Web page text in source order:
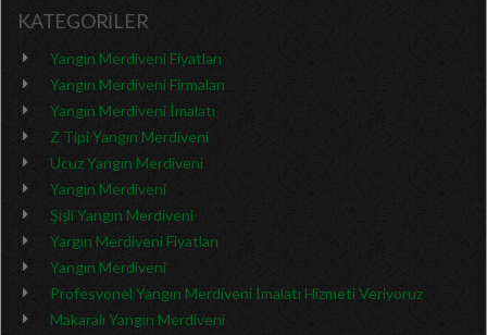
KATEGORİLER
Yangın Merdiveni Fiyatları
Yangın Merdiveni Firmaları
Yangın Merdiveni İmalatı
Z Tipi Yangın Merdiveni
Ucuz Yangın Merdiveni
Yangın Merdiveni
Şişli Yangın Merdiveni
Yargın Merdiveni Fiyatları
Yangın Merdiveni
Profesyonel Yangın Merdiveni İmalatı Hizmeti Veriyoruz
Makaralı Yangın Merdiveni